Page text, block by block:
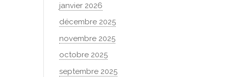
janvier 2026
décembre 2025
novembre 2025
octobre 2025
septembre 2025